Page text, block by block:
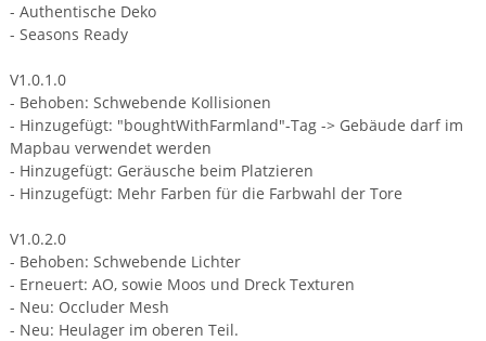
- Authentische Deko
- Seasons Ready
V1.0.1.0
- Behoben: Schwebende Kollisionen
- Hinzugefügt: "boughtWithFarmland"-Tag -> Gebäude darf im
Mapbau verwendet werden
- Hinzugefügt: Geräusche beim Platzieren
- Hinzugefügt: Mehr Farben für die Farbwahl der Tore
V1.0.2.0
- Behoben: Schwebende Lichter
- Erneuert: AO, sowie Moos und Dreck Texturen
- Neu: Occluder Mesh
- Neu: Heulager im oberen Teil.